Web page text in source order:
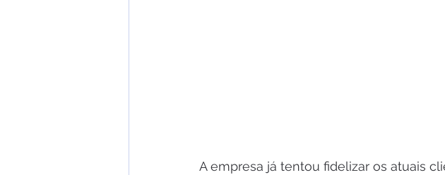
A empresa já tentou fidelizar os atuais